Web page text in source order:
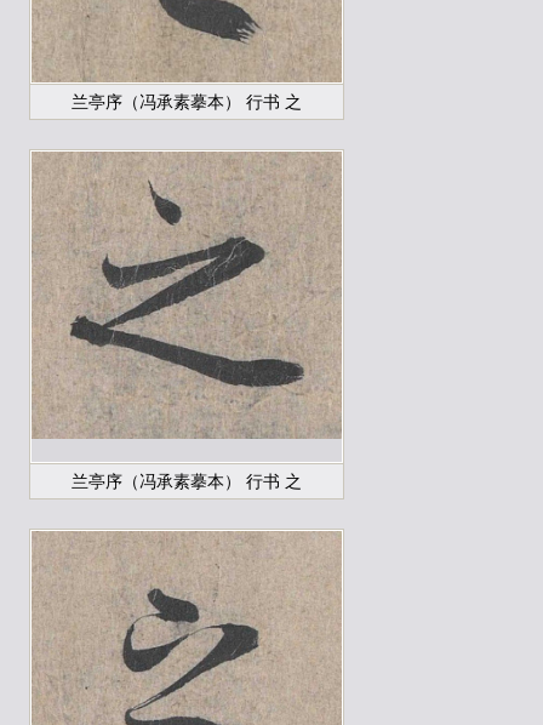
兰亭序（冯承素摹本） 行书 之
兰亭序（冯承素摹本） 行书 之